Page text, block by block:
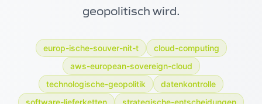
geopolitisch wird.
europ-ische-souver-nit-t
cloud-computing
aws-european-sovereign-cloud
technologische-geopolitik
datenkontrolle
software-lieferketten
strategische-entscheidungen